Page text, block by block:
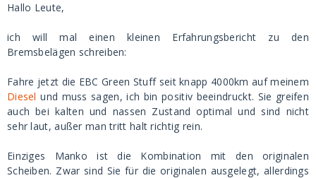
Hallo Leute,
ich will mal einen kleinen Erfahrungsbericht zu den
Bremsbelägen schreiben:
Fahre jetzt die EBC Green Stuff seit knapp 4000km auf meinem
Diesel und muss sagen, ich bin positiv beeindruckt. Sie greifen
auch bei kalten und nassen Zustand optimal und sind nicht
sehr laut, außer man tritt halt richtig rein.
Einziges Manko ist die Kombination mit den originalen
Scheiben. Zwar sind Sie für die originalen ausgelegt, allerdings